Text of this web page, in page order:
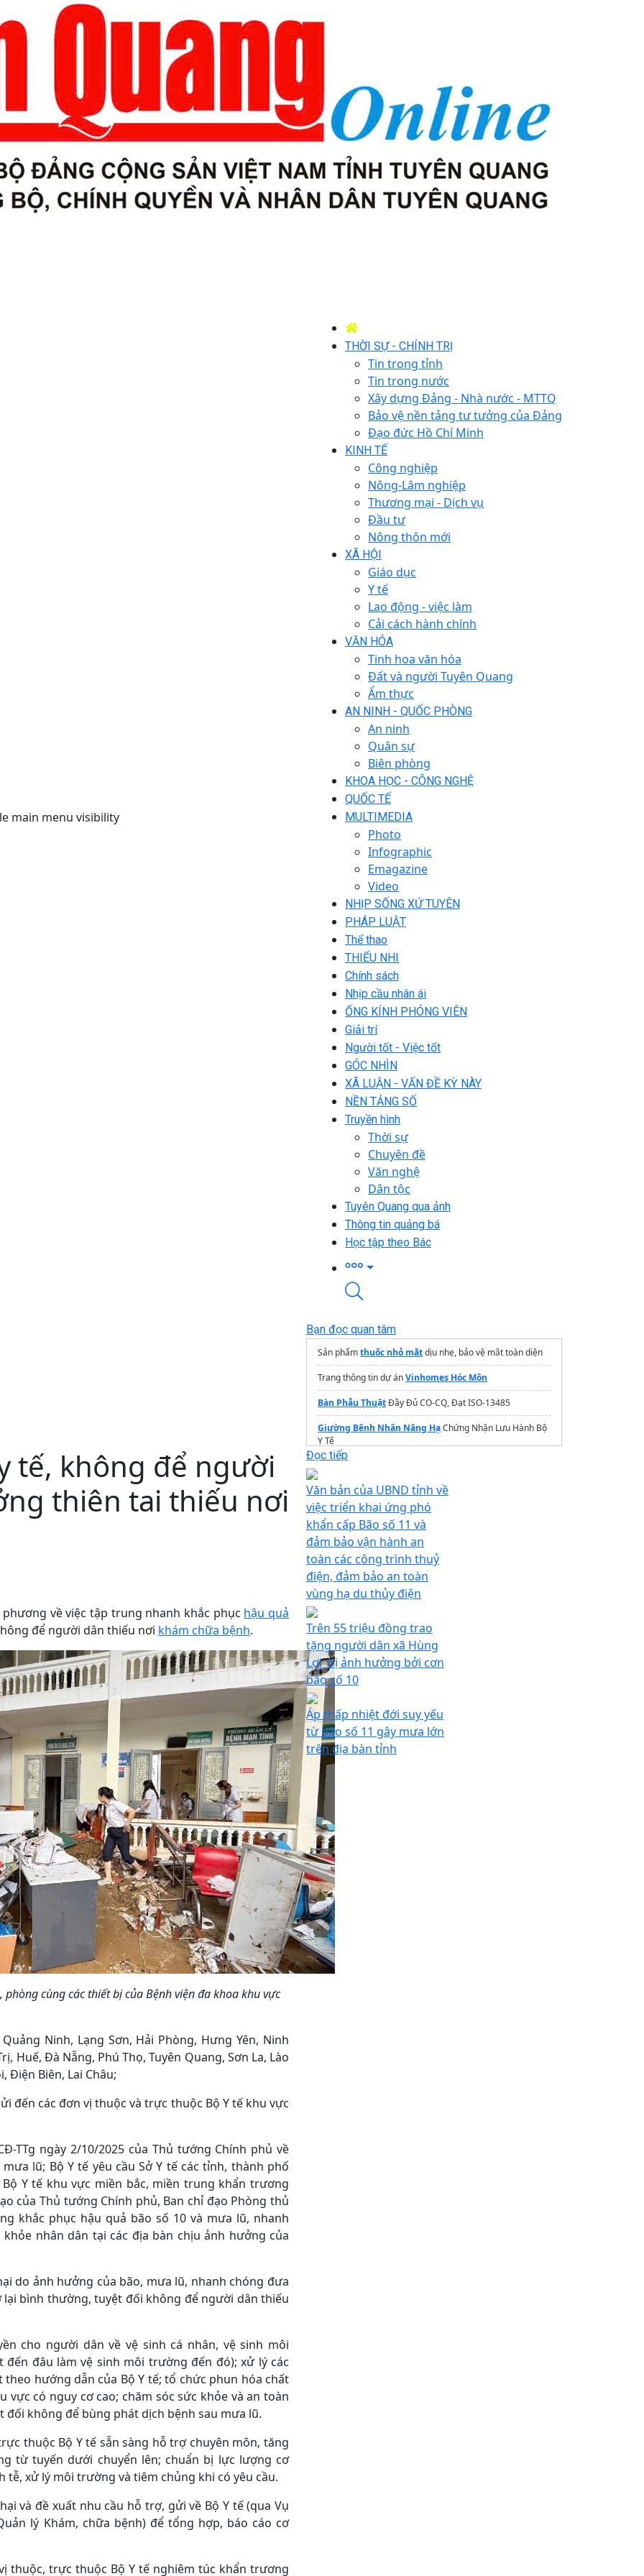
main menu visibility
THỜI SỰ - CHÍNH TRỊ
Tin trong tỉnh
Tin trong nước
Xây dựng Đảng - Nhà nước - MTTQ
Bảo vệ nền tảng tư tưởng của Đảng
Đạo đức Hồ Chí Minh
KINH TẾ
Công nghiệp
Nông-Lâm nghiệp
Thương mại - Dịch vụ
Đầu tư
Nông thôn mới
XÃ HỘI
Giáo dục
Y tế
Lao động - việc làm
Cải cách hành chính
VĂN HÓA
Tinh hoa văn hóa
Đất và người Tuyên Quang
Ẩm thực
AN NINH - QUỐC PHÒNG
An ninh
Quân sự
Biên phòng
KHOA HỌC - CÔNG NGHỆ
QUỐC TẾ
MULTIMEDIA
Photo
Infographic
Emagazine
Video
NHỊP SỐNG XỨ TUYÊN
PHÁP LUẬT
Thể thao
THIẾU NHI
Chính sách
Nhịp cầu nhân ái
ỐNG KÍNH PHÓNG VIÊN
Giải trí
Người tốt - Việc tốt
GÓC NHÌN
XÃ LUẬN - VẤN ĐỀ KỲ NÀY
NỀN TẢNG SỐ
Truyền hình
Thời sự
Chuyên đề
Văn nghệ
Dân tộc
Tuyên Quang qua ảnh
Thông tin quảng bá
Học tập theo Bác
tế, không để người
thiên tai thiếu nơi
về việc tập trung nhanh khắc phục hậu quả
để người dân thiếu nơi khám chữa bệnh.
cùng các thiết bị của Bệnh viện đa khoa khu vực
Ninh, Lạng Sơn, Hải Phòng, Hưng Yên, Ninh
Huế, Đà Nẵng, Phú Thọ, Tuyên Quang, Sơn La, Lào
Điện Biên, Lai Châu;
đến các đơn vị thuộc và trực thuộc Bộ Y tế khu vực
TTg ngày 2/10/2025 của Thủ tướng Chính phủ về
mưa lũ; Bộ Y tế yêu cầu Sở Y tế các tỉnh, thành phố
Y tế khu vực miền bắc, miền trung khẩn trương
của Thủ tướng Chính phủ, Ban chỉ đạo Phòng thủ
khắc phục hậu quả bão số 10 và mưa lũ, nhanh
nhân dân tại các địa bàn chịu ảnh hưởng của
do ảnh hưởng của bão, mưa lũ, nhanh chóng đưa
lại bình thường, tuyệt đối không để người dân thiếu
cho người dân về vệ sinh cá nhân, vệ sinh môi
đâu làm vệ sinh môi trường đến đó); xử lý các
hướng dẫn của Bộ Y tế; tổ chức phun hóa chất
có nguy cơ cao; chăm sóc sức khỏe và an toàn
không để bùng phát dịch bệnh sau mưa lũ.
thuộc Bộ Y tế sẵn sàng hỗ trợ chuyên môn, tăng
từ tuyến dưới chuyển lên; chuẩn bị lực lượng cơ
xử lý môi trường và tiêm chủng khi có yêu cầu.
và đề xuất nhu cầu hỗ trợ, gửi về Bộ Y tế (qua Vụ
lý Khám, chữa bệnh) để tổng hợp, báo cáo cơ
thuộc, trực thuộc Bộ Y tế nghiêm túc khẩn trương
Bạn đọc quan tâm
Sản phẩmthuốc nhỏ mắtdịu nhẹ, bảo vệ mắt toàn diện
Trang thông tin dự ánVinhomes Hóc Môn
Bàn Phẫu ThuậtĐầy Đủ CO-CQ, Đạt ISO-13485
Giường Bênh Nhân Nâng HạChứng Nhận Lưu Hành Bộ
Y Tế
Đọc tiếp
Văn bản của UBND tỉnh về
việc triển khai ứng phó
khẩn cấp Bão số 11 và
đảm bảo vận hành an
toàn các công trình thuỷ
điện, đảm bảo an toàn
vùng hạ du thủy điện
Trên 55 triệu đồng trao
tặng người dân xã Hùng
Lợi bị ảnh hưởng bởi cơn
bão số 10
Áp thấp nhiệt đới suy yếu
từ bão số 11 gây mưa lớn
trên địa bàn tỉnh